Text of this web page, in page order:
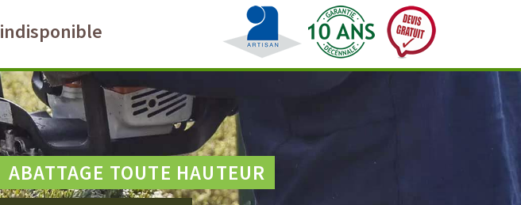
indisponible
ABATTAGE TOUTE HAUTEUR